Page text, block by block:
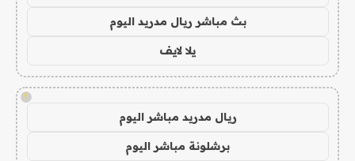
بث مباشر ريال مدريد اليوم
يلا لايف
!
ريال مدريد مباشر اليوم
برشلونة مباشر اليوم